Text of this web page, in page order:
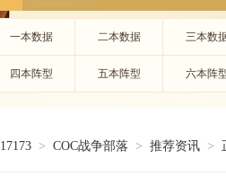
一本数据 二本数据 三本数
四本阵型 五本阵型 六本阵
17173 > COC战争部落 > 推荐资讯 >